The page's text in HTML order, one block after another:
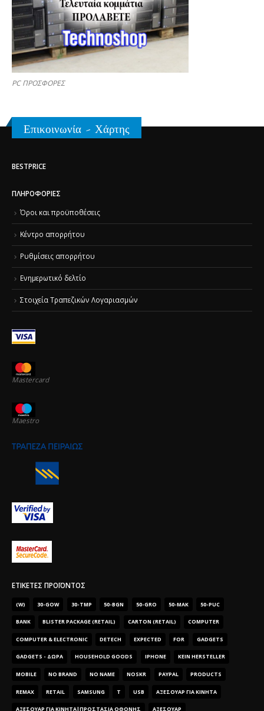
PC ΠΡΟΣΦΟΡΕΣ
Επικοινωνία - Χάρτης
BESTPRICE
ΠΛΗΡΟΦΟΡΊΕΣ
Όροι και προϋποθέσεις
Κέντρο απορρήτου
Ρυθμίσεις απορρήτου
Ενημερωτικό δελτίο
Στοιχεία Τραπεζικών Λογαριασμών
Mastercard
Maestro
ΕΤΙΚΈΤΕΣ ΠΡΟΪΌΝΤΟΣ
(W) 30-GOW 30-TMP 50-BGN 50-GRO 50-MAK 50-PUC
BANK BLISTER PACKAGE (RETAIL) CARTON (RETAIL) COMPUTER
COMPUTER & ELECTRONIC DETECH EXPECTED FOR GADGETS
GADGETS - ΔΏΡΑ HOUSEHOLD GOODS IPHONE KEIN HERSTELLER
MOBILE NO BRAND NO NAME NOSKR PAYPAL PRODUCTS
REMAX RETAIL SAMSUNG T USB ΑΞΕΣΟΥΑΡ ΓΙΑ ΚΙΝΗΤΑ
ΑΞΕΣΟΥΑΡ ΓΙΑ ΚΙΝΗΤΑ|ΠΡΟΣΤΑΣΊΑ ΟΘΌΝΗΣ ΑΞΕΣΟΥΆΡ